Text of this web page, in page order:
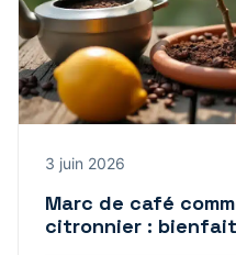
3 juin 2026
Marc de café
citronnier :